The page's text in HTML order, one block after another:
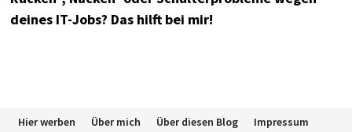
deines IT-Jobs? Das hilft bei mir!
Hier werben Über mich Über diesen Blog Impressum